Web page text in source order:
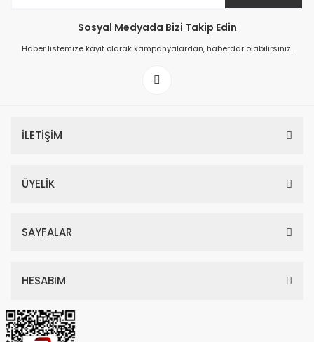
Prime ArtDECO Duvar Kağıdı Tutkalı 500 gr
149,00 TL
Sosyal Medyada Bizi Takip Edin
Haber listemize kayıt olarak kampanyalardan, haberdar olabilirsiniz.
İLETİŞİM
ÜYELİK
SAYFALAR
HESABIM